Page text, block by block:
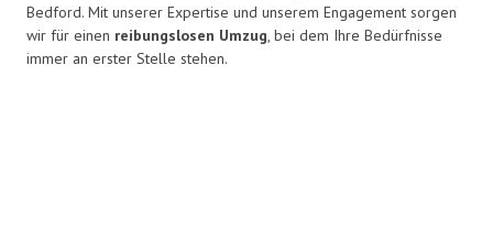
Bedford. Mit unserer Expertise und unserem Engagement sorgen
wir für einen reibungslosen Umzug, bei dem Ihre Bedürfnisse
immer an erster Stelle stehen.